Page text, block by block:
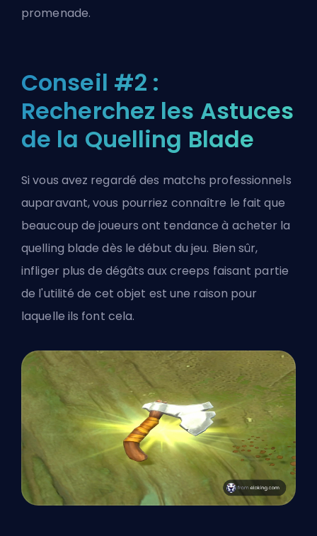
promenade.
Conseil #2 :
Recherchez les Astuces
de la Quelling Blade
Si vous avez regardé des matchs professionnels
auparavant, vous pourriez connaître le fait que
beaucoup de joueurs ont tendance à acheter la
quelling blade dès le début du jeu. Bien sûr,
infliger plus de dégâts aux creeps faisant partie
de l'utilité de cet objet est une raison pour
laquelle ils font cela.